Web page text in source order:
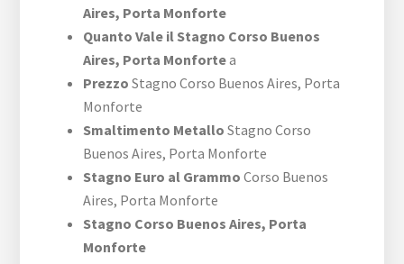
Aires,​ Porta Monforte
Quanto Vale il Stagno ​Corso Buenos
Aires,​ Porta Monfortea
Prezzo Stagno ​Corso Buenos Aires,​ Porta
Monforte
Smaltimento Metallo Stagno ​Corso
Buenos Aires,​ Porta Monforte
Stagno Euro al Grammo ​Corso Buenos
Aires,​ Porta Monforte
Stagno ​Corso Buenos Aires,​ Porta
Monforte